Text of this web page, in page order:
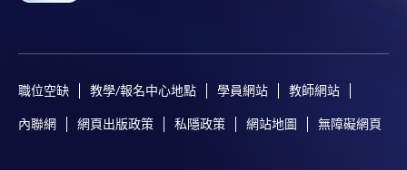
職位空缺 教學/報名中心地點 學員網站 教師網站
內聯網 網頁出版政策 私隱政策 網站地圖 無障礙網頁